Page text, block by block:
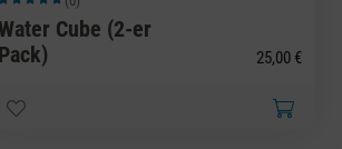
Durchschnittliche Bewertung von 5 von 5 Sternen
Cube (2-er
Pack)
25,00 €